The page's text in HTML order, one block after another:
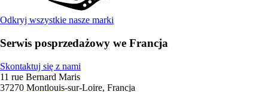
Odkryj wszystkie nasze marki
Serwis posprzedażowy we Francja
Skontaktuj się z nami
11 rue Bernard Maris
37270 Montlouis-sur-Loire, Francja